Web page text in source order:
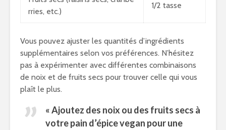
rries, etc.)
1/2 tasse
Vous pouvez ajuster les quantités d’ingrédients
supplémentaires selon vos préférences. N’hésitez
pas à expérimenter avec différentes combinaisons
de noix et de fruits secs pour trouver celle qui vous
plaît le plus.
« Ajoutez des noix ou des fruits secs à
votre pain d’épice vegan pour une